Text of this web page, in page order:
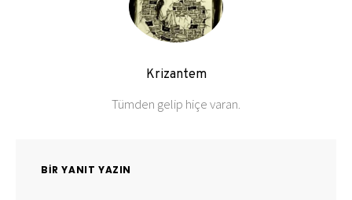
Krizantem
Tümden gelip hiçe varan.
BIR YANIT YAZIN